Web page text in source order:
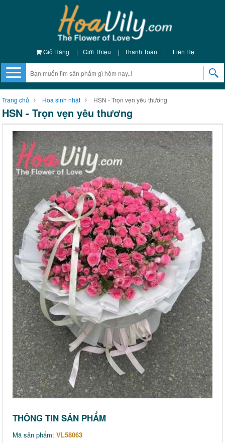
Giỏ Hàng | Giới Thiệu | Thanh Toán | Liên Hệ
Trang chủ Hoa sinh nhật HSN - Trọn vẹn yêu thương
HSN - Trọn vẹn yêu thương
THÔNG TIN SẢN PHẨM
Mã sản phẩm: VL58063